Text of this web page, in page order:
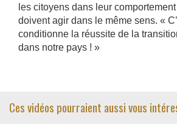
les citoyens dans leur
doivent agir dans le même sens. «
conditionne la réussite de la
dans notre pays ! »
Ces vidéos pourraient aussi vous